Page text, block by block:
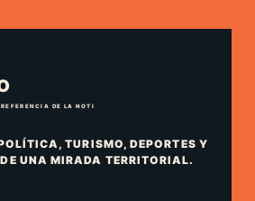
TURISMO, DEPORTES Y
UNA MIRADA TERRITORIAL.